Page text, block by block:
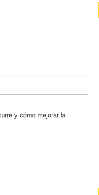
y cómo mejorar la